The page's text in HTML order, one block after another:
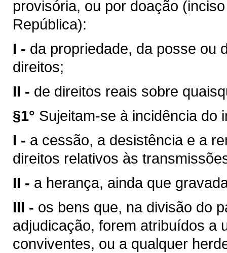
provisória, ou por doação
República):
I - da propriedade, da posse ou
direitos;
II - de direitos reais sobre
§1° Sujeitam-se à incidência do
I - a cessão, a desistência e a
direitos relativos às
II - a herança, ainda que
III - os bens que, na divisão do
adjudicação, forem atribuídos a
conviventes, ou a qualquer